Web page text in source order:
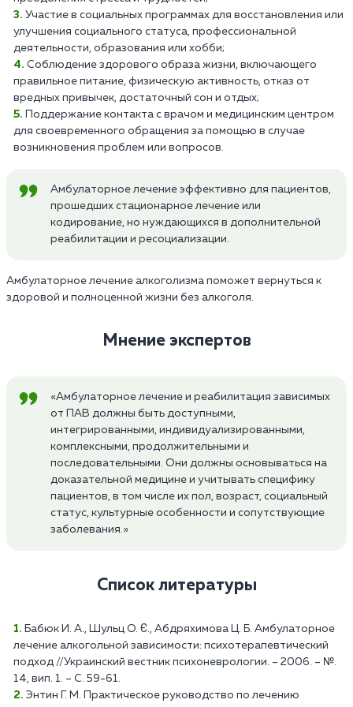
Участие в социальных программах для восстановления или
улучшения социального статуса, профессиональной
деятельности, образования или хобби;
Соблюдение здорового образа жизни, включающего
правильное питание, физическую активность, отказ от
вредных привычек, достаточный сон и отдых;
Поддержание контакта с врачом и медицинским центром
для своевременного обращения за помощью в случае
возникновения проблем или вопросов.
Амбулаторное лечение эффективно для пациентов,
прошедших стационарное лечение или
кодирование, но нуждающихся в дополнительной
реабилитации и ресоциализации.
Амбулаторное лечение алкоголизма поможет вернуться к
здоровой и полноценной жизни без алкоголя.
Мнение экспертов
«Амбулаторное лечение и реабилитация зависимых
от ПАВ должны быть доступными,
интегрированными, индивидуализированными,
комплексными, продолжительными и
последовательными. Они должны основываться на
доказательной медицине и учитывать специфику
пациентов, в том числе их пол, возраст, социальный
статус, культурные особенности и сопутствующие
заболевания.»
Список литературы
Бабюк И. А., Шульц О. Є., Абдряхимова Ц. Б. Амбулаторное
лечение алкогольной зависимости: психотерапевтический
подход //Украинский вестник психоневрологии. – 2006. – №.
14, вип. 1. – С. 59-61.
Энтин Г. М. Практическое руководство по лечению